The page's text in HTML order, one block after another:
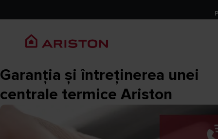
Garanția și întreținerea unei
centrale termice Ariston